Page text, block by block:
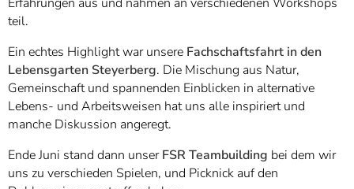
teil.
Ein echtes Highlight war unsere Fachschaftsfahrt in den
Lebensgarten Steyerberg. Die Mischung aus Natur,
Gemeinschaft und spannenden Einblicken in alternative
Lebens- und Arbeitsweisen hat uns alle inspiriert und
manche Diskussion angeregt.
Ende Juni stand dann unserFSR Teambuilding bei dem wir
uns zu verschieden Spielen, und Picknick auf den